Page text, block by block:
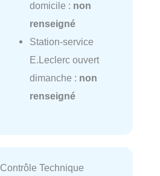
domicile : non
renseigné
Station-service
E.Leclerc ouvert
dimanche : non
renseigné
Contrôle Technique